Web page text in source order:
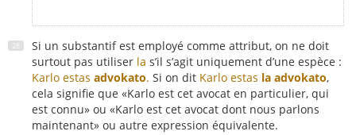
Si un substantif est employé comme attribut, on ne doit
surtout pas utiliser la s’il s’agit uniquement d’une espèce :
Karlo estas advokato. Si on dit Karlo estas la advokato,
cela signifie que «Karlo est cet avocat en particulier, qui
est connu» ou «Karlo est cet avocat dont nous parlons
maintenant» ou autre expression équivalente.